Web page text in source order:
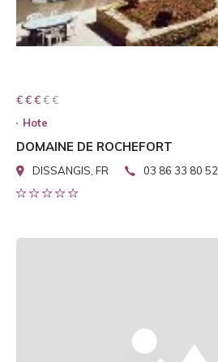
€ € € € €
€ € €
Hote
DOMAINE DE ROCHEFORT
DISSANGIS, FR 03 86 33 80 52